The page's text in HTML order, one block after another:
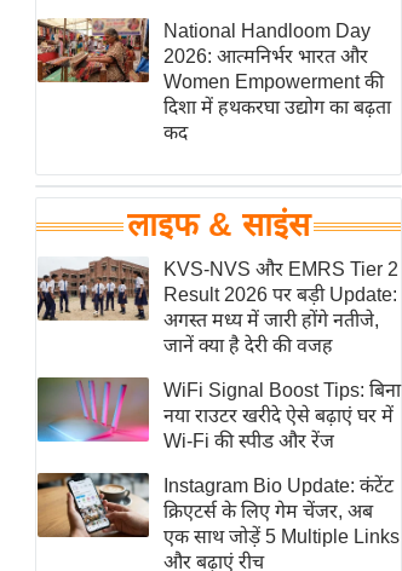
News
लाइफस्टाइल
टेक्नॉलॉजी
ब्यूटी/फैशन
पर्यटन स्थल
फिटनेस मंत्रा
रिलेशनशिप
राजनीति
विश्लेषण
समसामयिक
मातृभूमि
स्तंभ
एम.
आर.
National Handloom Day
2026: आत्मनिर्भर भारत और
Women Empowerment की
दिशा में हथकरघा उद्योग का बढ़ता
कद
लाइफ & साइंस
KVS-NVS और EMRS Tier 2
Result 2026 पर बड़ी Update:
अगस्त मध्य में जारी होंगे नतीजे,
जानें क्या है देरी की वजह
WiFi Signal Boost Tips: बिना
नया राउटर खरीदे ऐसे बढ़ाएं घर में
Wi-Fi की स्पीड और रेंज
Instagram Bio Update: कंटेंट
क्रिएटर्स के लिए गेम चेंजर, अब
एक साथ जोड़ें 5 Multiple Links
और बढ़ाएं रीच